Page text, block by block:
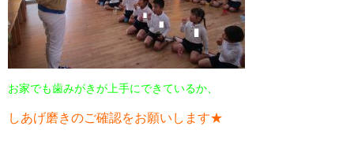
お家でも歯みがきが上手にできているか、
しあげ磨きのご確認をお願いします★